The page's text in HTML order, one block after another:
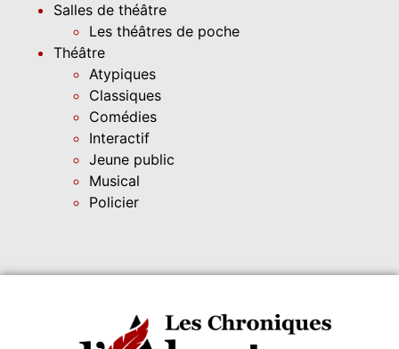
Salles de théâtre
Les théâtres de poche
Théâtre
Atypiques
Classiques
Comédies
Interactif
Jeune public
Musical
Policier